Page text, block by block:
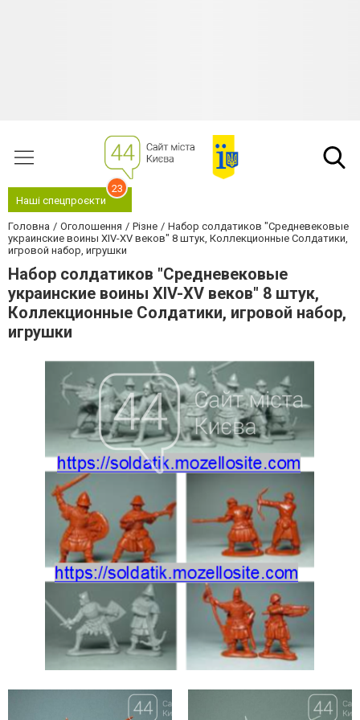
Наші спецпроєкти
23
Головна Оголошення Різне
Набор солдатиков "Средневековые
украинские воины XIV-XV веков" 8 штук, Коллекционные Солдатики,
игровой набор, игрушки
Набор солдатиков "Средневековые
украинские воины XIV-XV веков" 8 штук,
Коллекционные Солдатики, игровой набор,
игрушки